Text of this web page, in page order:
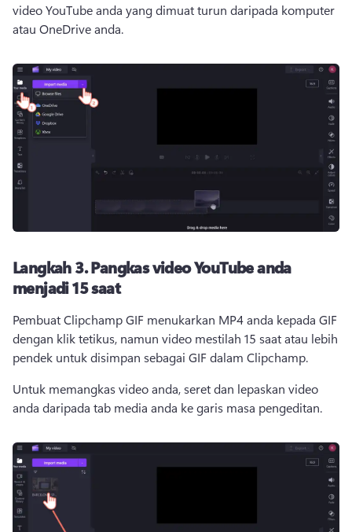
video YouTube anda yang dimuat turun daripada komputer
atau OneDrive anda.
Langkah 3.Pangkas video YouTube anda
menjadi 15 saat
Pembuat Clipchamp GIF menukarkan MP4 anda kepada GIF
dengan klik tetikus, namun video mestilah 15 saat atau lebih
pendek untuk disimpan sebagai GIF dalam Clipchamp.
Untuk memangkas video anda, seret dan lepaskan video
anda daripada tab media anda ke garis masa pengeditan.